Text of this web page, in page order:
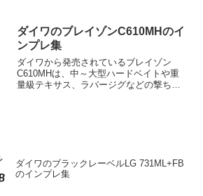
適化されています。このロッドの魅力
は、サイドハ...
ダイワのブレイゾンC610MHのイ
ンプレ集
ダイワから発売されているブレイゾン
C610MHは、中～大型ハードベイトや重
量級テキサス、ラバージグなどの撃ちモ
ダイワのブラックレーベルLG 731ML+FB
のインプレ集